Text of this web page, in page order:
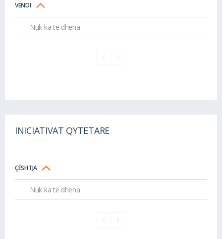
VENDI
Nuk ka të dhëna
INICIATIVAT QYTETARE
ÇËSHTJA
Nuk ka të dhëna